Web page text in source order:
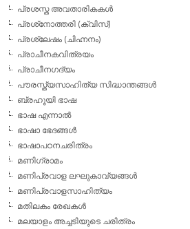
പ്രശസ്ത അവതാരികകള്‍
പ്രശ്‌നോത്തരി (ക്വിസ്)
പ്രശ്ലേഷം (ചിഹ്നനം)
പ്രാചീനകവിത്രയം
പ്രാചീനഗദ്യം
പൗരസ്ത്യസാഹിത്യ സിദ്ധാന്തങ്ങള്‍
ബ്രഹൂയി ഭാഷ
ഭാഷ എന്നാല്‍
ഭാഷാ ഭേദങ്ങള്‍
ഭാഷാപഠനചരിത്രം
മണിഗ്രാമം
മണിപ്രവാള ലഘുകാവ്യങ്ങള്‍
മണിപ്രവാളസാഹിത്യം
മതിലകം രേഖകള്‍
മലയാളം അച്ചടിയുടെ ചരിത്രം